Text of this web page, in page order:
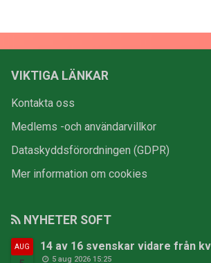
VIKTIGA LÄNKAR
Kontakta oss
Medlems -och användarvillkor
Dataskyddsförordningen (GDPR)
Mer information om cookies
NYHETER SOFT
AUG 14 av 16 svenskar vidare från
5 aug 2026 15:25